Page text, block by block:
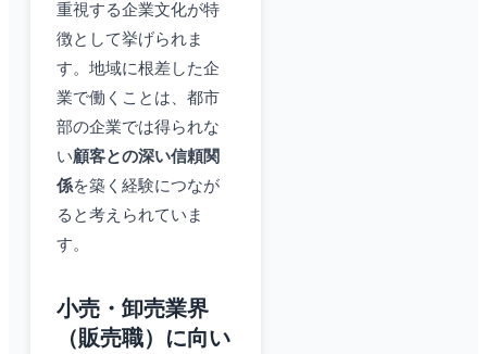
重視する企業文化が特
徴として挙げられま
す。地域に根差した企
業で働くことは、都市
部の企業では得られな
い顧客との深い信頼関
係を築く経験につなが
ると考えられていま
す。
小売・卸売業界
（販売職）に向い